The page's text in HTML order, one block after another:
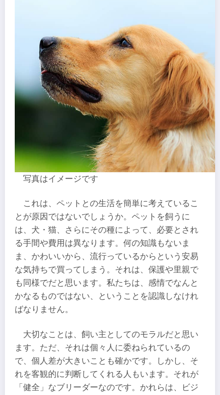
写真はイメージです
これは、ペットとの生活を簡単に考えているこ
とが原因ではないでしょうか。ペットを飼うに
は、犬・猫、さらにその種によって、必要とされ
る手間や費用は異なります。何の知識もないま
ま、かわいいから、流行っているからという安易
な気持ちで買ってしまう。それは、保護や里親で
も同様でだと思います。私たちは、感情でなんと
かなるものではない、ということを認識しなけれ
ばなりません。
大切なことは、飼い主としてのモラルだと思い
ます。ただ、それは個々人に委ねられているの
で、個人差が大きいことも確かです。しかし、そ
れを客観的に判断してくれる人もいます。それが
「健全」なブリーダーなのです。かれらは、ビジ